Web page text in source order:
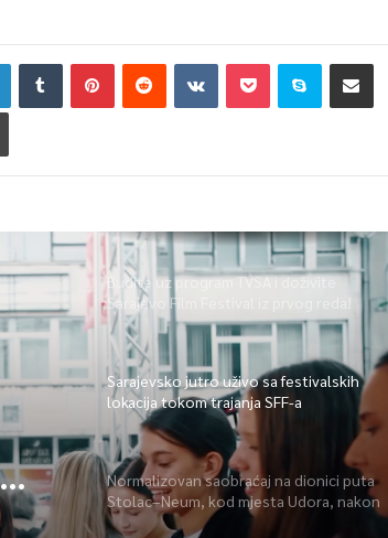
Budite uz program TVSA i doživite
Sarajevo Film Festival iz prvog reda!
Sarajevsko jutro uživo sa festivalskih
lokacija tokom trajanja SFF-a
Normalizovan saobraćaj na dionici puta
Stolac–Neum, kod mjesta Udora, nakon
nezgode